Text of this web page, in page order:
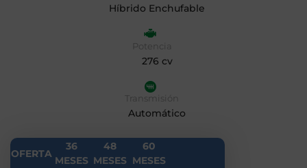
Híbrido Enchufable
Potencia
276 cv
Transmisión
Automático
OFERTA
36
MESES
48
MESES
60
MESES